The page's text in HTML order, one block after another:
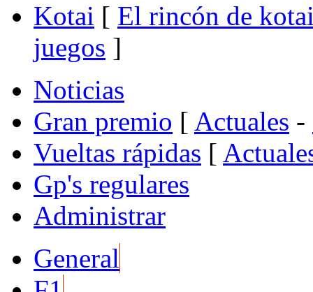
Kotai [ El rincón de
juegos ]
Noticias
Gran premio [ Actuales -
Vueltas rápidas [
Gp's regulares
Administrar
General